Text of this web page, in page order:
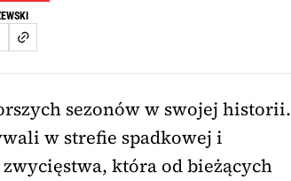
sezonów w swojej historii.
w strefie spadkowej i
która od bieżących